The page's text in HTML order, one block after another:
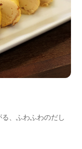
、ふわふわのだし